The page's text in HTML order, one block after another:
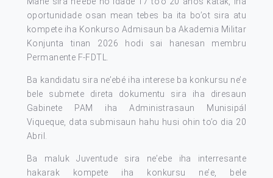
oportunidade osan mean tebes ba ita bo’ot sira atu
kompete iha Konkurso Admisaun ba Akademia Militar
Konjunta tinan 2026 hodi sai hanesan membru
Permanente F-FDTL.
Ba kandidatu sira ne’ebé iha interese ba konkursu ne’e
bele submete direta dokumentu sira iha diresaun
Gabinete PAM iha Administrasaun Munisipál
Viqueque, data submisaun hahu husi ohin to’o dia 20
Abril.
Ba maluk Juventude sira ne’ebe iha interresante
hakarak kompete iha konkursu ne’e, bele